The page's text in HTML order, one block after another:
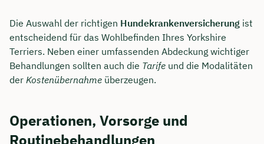
Die Auswahl der richtigen Hundekrankenversicherung ist
entscheidend für das Wohlbefinden Ihres Yorkshire
Terriers. Neben einer umfassenden Abdeckung wichtiger
Behandlungen sollten auch die Tarife und die Modalitäten
der Kostenübernahme überzeugen.
Operationen, Vorsorge und
Routinebehandlungen